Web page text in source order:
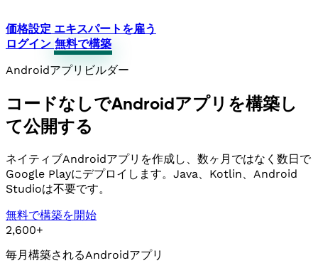
価格設定 エキスパートを雇う
ログイン 無料で構築
Androidアプリビルダー
コードなしでAndroidアプリを構築し
て公開する
ネイティブAndroidアプリを作成し、数ヶ月ではなく数日で
Google Playにデプロイします。Java、Kotlin、Android
Studioは不要です。
無料で構築を開始
2,600+
毎月構築されるAndroidアプリ